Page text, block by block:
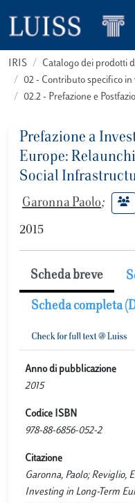
IRIS
Catalogo dei prodotti
02 - Contributo specifico
02.2 - Prefazione e
Prefazione a
Europe:
Social
Garonna Paolo;
2015
Scheda breve
Scheda completa
Anno di pubblicazione
2015
Codice ISBN
978-88-6856-052-2
Citazione
Garonna, Paolo; Reviglio,
Investing in Long-Term